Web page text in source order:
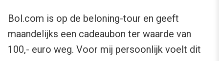
Bol.com is op de beloning-tour en geeft
maandelijks een cadeaubon ter waarde van
100,- euro weg. Voor mij persoonlijk voelt dit